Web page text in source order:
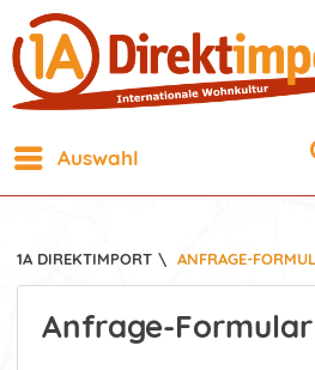
Auswahl
1A DIREKTIMPORT \ ANFRAGE-
Anfrage-Formular